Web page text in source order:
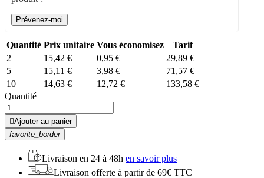
Prévenez-moi
Quantité Prix unitaire Vous économisez
Tarif
2
15,42 € 0,95 €
29,89 €
5
15,11 € 3,98 €
71,57 €
10
14,63 € 12,72 €
133,58 €
Quantité
Ajouter au panier
favorite_border
Livraison en 24 à 48h en savoir plus
Livraison offerte à partir de 69€ TTC